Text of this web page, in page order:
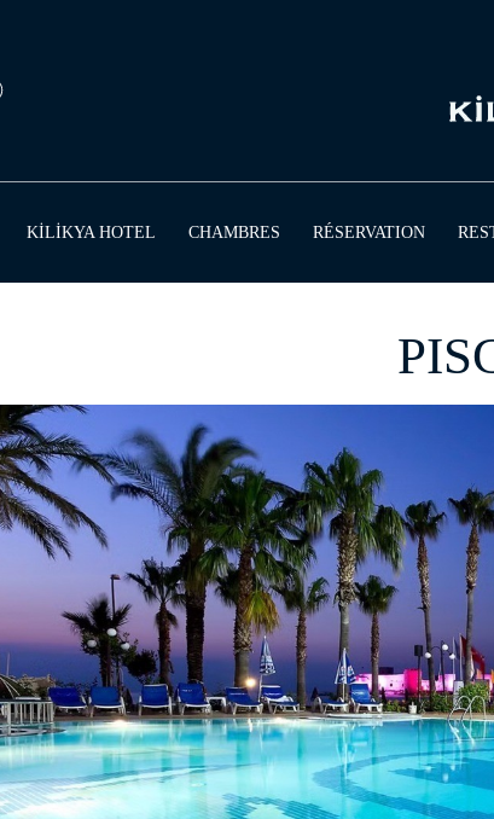
KİLİKYA HOTEL CHAMBRES RÉSERVATION